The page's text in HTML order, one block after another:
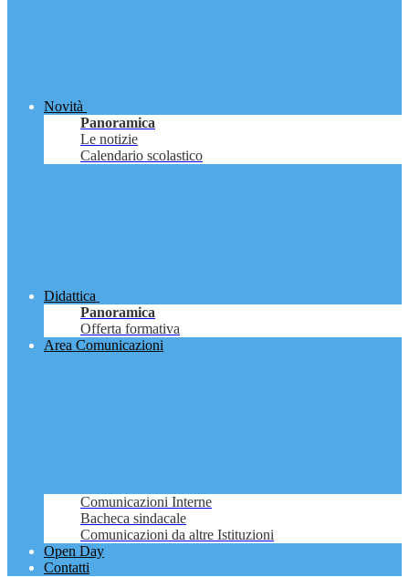
Novità
Panoramica
Le notizie
Calendario scolastico
Didattica
Panoramica
Offerta formativa
Area Comunicazioni
Comunicazioni Interne
Bacheca sindacale
Comunicazioni da altre Istituzioni
Open Day
Contatti